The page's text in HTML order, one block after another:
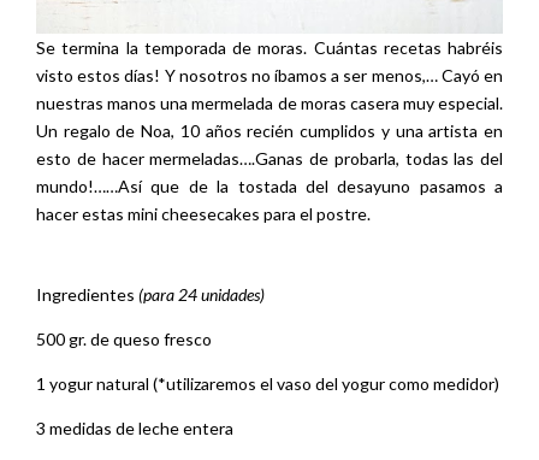
Se termina la temporada de moras. Cuántas recetas habréis
visto estos días! Y nosotros no íbamos a ser menos,… Cayó en
nuestras manos una mermelada de moras casera muy especial.
Un regalo de Noa, 10 años recién cumplidos y una artista en
esto de hacer mermeladas….Ganas de probarla, todas las del
mundo!……Así que de la tostada del desayuno pasamos a
hacer estas mini cheesecakes para el postre.
Ingredientes (para 24 unidades)
500 gr. de queso fresco
1 yogur natural (*utilizaremos el vaso del yogur como medidor)
3 medidas de leche entera